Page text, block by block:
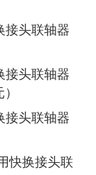
接头联轴器
接头联轴器
接头联轴器
快换接头联